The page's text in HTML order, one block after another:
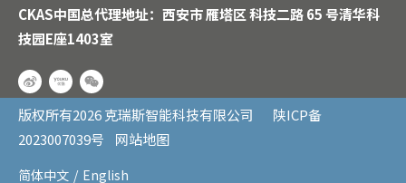
CKAS中国总代理地址：西安市 雁塔区 科技二路 65 号清华科
技园E座1403室
版权所有2026克瑞斯智能科技有限公司 陕ICP备
2023007039号
网站地图
简体中文 / English